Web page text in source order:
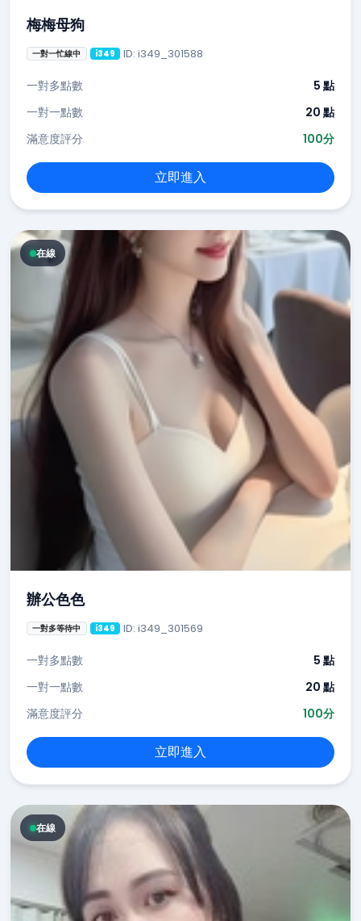
梅梅母狗
一對一忙線中 i349 ID: i349_301588
一對多點數
5 點
一對一點數
20 點
滿意度評分
100分
立即進入
在線
辦公色色
一對多等待中 i349 ID: i349_301569
一對多點數
5 點
一對一點數
20 點
滿意度評分
100分
立即進入
在線